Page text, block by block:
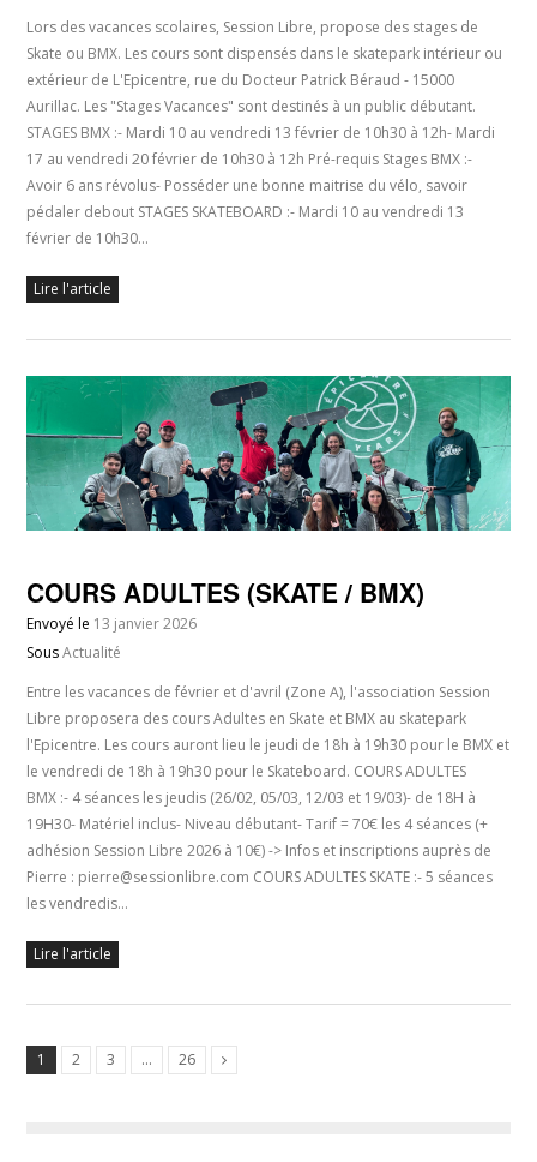
Lors des vacances scolaires, Session Libre, propose des stages de
Skate ou BMX. Les cours sont dispensés dans le skatepark intérieur ou
extérieur de L'Epicentre, rue du Docteur Patrick Béraud - 15000
Aurillac. Les "Stages Vacances" sont destinés à un public débutant.
STAGES BMX :- Mardi 10 au vendredi 13 février de 10h30 à 12h- Mardi
17 au vendredi 20 février de 10h30 à 12h Pré-requis Stages BMX :-
Avoir 6 ans révolus- Posséder une bonne maitrise du vélo, savoir
pédaler debout STAGES SKATEBOARD :- Mardi 10 au vendredi 13
février de 10h30…
Lire l'article
COURS ADULTES (SKATE / BMX)
Envoyé le 13 janvier 2026
SousActualité
Entre les vacances de février et d'avril (Zone A), l'association Session
Libre proposera des cours Adultes en Skate et BMX au skatepark
l'Epicentre. Les cours auront lieu le jeudi de 18h à 19h30 pour le BMX et
le vendredi de 18h à 19h30 pour le Skateboard. COURS ADULTES
BMX :- 4 séances les jeudis (26/02, 05/03, 12/03 et 19/03)- de 18H à
19H30- Matériel inclus- Niveau débutant- Tarif = 70€ les 4 séances (+
adhésion Session Libre 2026 à 10€) -> Infos et inscriptions auprès de
Pierre : pierre@sessionlibre.com COURS ADULTES SKATE :- 5 séances
les vendredis…
Lire l'article
1 2 3 … 26